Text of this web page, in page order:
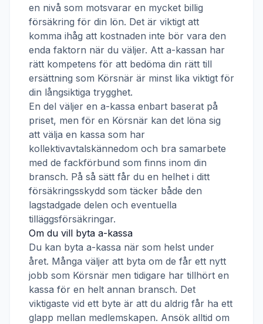
en nivå som motsvarar en mycket billig
försäkring för din lön. Det är viktigt att
komma ihåg att kostnaden inte bör vara den
enda faktorn när du väljer. Att a-kassan har
rätt kompetens för att bedöma din rätt till
ersättning som Körsnär är minst lika viktigt för
din långsiktiga trygghet.
En del väljer en a-kassa enbart baserat på
priset, men för en Körsnär kan det löna sig
att välja en kassa som har
kollektivavtalskännedom och bra samarbete
med de fackförbund som finns inom din
bransch. På så sätt får du en helhet i ditt
försäkringsskydd som täcker både den
lagstadgade delen och eventuella
tilläggsförsäkringar.
Om du vill byta a-kassa
Du kan byta a-kassa när som helst under
året. Många väljer att byta om de får ett nytt
jobb som Körsnär men tidigare har tillhört en
kassa för en helt annan bransch. Det
viktigaste vid ett byte är att du aldrig får ha ett
glapp mellan medlemskapen. Ansök alltid om